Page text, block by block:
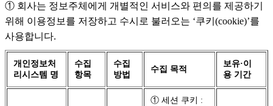
① 회사는 정보주체에게 개별적인 서비스와 편의를 제공하기
위해 이용정보를 저장하고 수시로 불러오는 ‘쿠키(cookie)’를
사용합니다.
개인정보처
리시스템 명
수집
항목
수집
방법
수집 목적
보유·이
용 기간
① 세션 쿠키 :